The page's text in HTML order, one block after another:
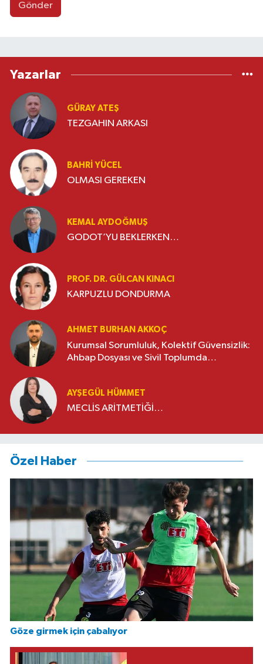
Gönder
Yazarlar
GÜRAY ATEŞ
TEZGAHIN ARKASI
BAHRI YÜCEL
OLMASI GEREKEN
KEMAL AYDOĞMUŞ
GODOT’YU BEKLERKEN…
PROF. DR. GÜLCAN KINACI
KARPUZLU DONDURMA
AHMET BURHAN AKKOÇ
Kurumsal Sorumluluk, Kolektif Güvensizlik:
Ahbap Dosyası ve Sivil Toplumda
AYŞEGÜL HÜMMET
MECLİS ARİTMETİĞİ…
Özel Haber
Göze girmek için çabalıyor